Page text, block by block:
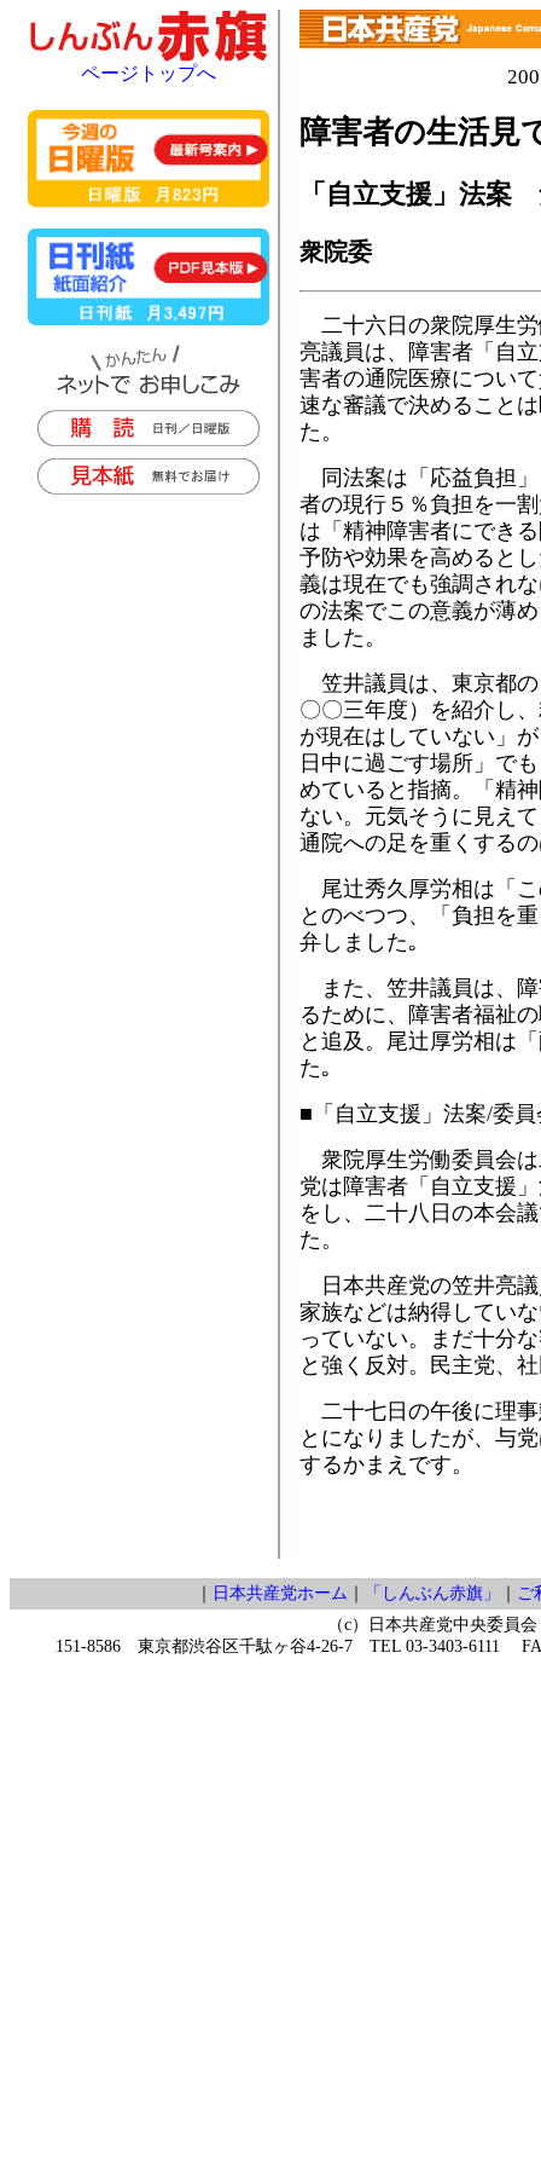
障害者の生活見
「自立支援」法案
衆院委
二十六日の衆院厚生
亮議員は、障害者「自
害者の通院医療につい
速な審議で決めること
た。
同法案は「応益負担
者の現行５％負担を一
は「精神障害者にでき
予防や効果を高めると
義は現在でも強調され
の法案でこの意義が薄
ました。
笠井議員は、東京都
〇〇三年度）を紹介し
が現在はしていない」
日中に過ごす場所」で
めていると指摘。「精
ない。元気そうに見え
通院への足を重くする
尾辻秀久厚労相は「
とのべつつ、「負担を
弁しました｡
また、笠井議員は、
るために、障害者福祉
と追及。尾辻厚労相は
た｡
■「自立支援」法案/委
衆院厚生労働委員会
党は障害者「自立支援
をし、二十八日の本会
た。
日本共産党の笠井亮
家族などは納得してい
っていない。まだ十分
と強く反対。民主党、
二十七日の午後に理
とになりましたが、与
するかまえです。
ページトップへ
日本共産党ホーム 「しんぶん赤旗」
ご
（c）日本共産党中央委員会
151-8586 東京都渋谷区千駄ヶ谷4-26-7 TEL 03-3403-6111